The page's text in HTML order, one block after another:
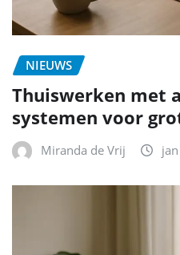
NIEUWS
Thuiswerken met
systemen voor
Miranda de Vrij